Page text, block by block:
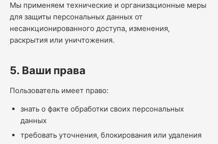
Мы применяем технические и организационные меры
для защиты персональных данных от
несанкционированного доступа, изменения,
раскрытия или уничтожения.
5. Ваши права
Пользователь имеет право:
знать о факте обработки своих персональных
данных
требовать уточнения, блокирования или удаления